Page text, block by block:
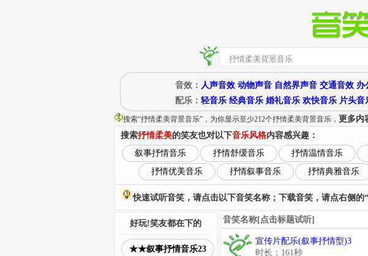
音效： 人声音效 动物声音 自然界声音 交通音效 办
配乐： 轻音乐 经典音乐 婚礼音乐 欢快音乐 片头音
搜索“抒情柔美背景音乐”，为你显示至少212个抒情柔美背景音乐， 更多内
搜索抒情柔美的笑友也对以下音乐风格内容感兴趣：
叙事抒情音乐
抒情舒缓音乐 抒情温情音乐
抒情优美音乐
抒情叙事音乐 抒情典雅音乐
快速试听音笑，请点击以下音笑名称；下载音笑，请点右侧的
音笑名称[点击标题试听]
宣传片配乐(叙事抒情型)3
时长：161秒
好玩!笑友都在下的
★★叙事抒情音乐23